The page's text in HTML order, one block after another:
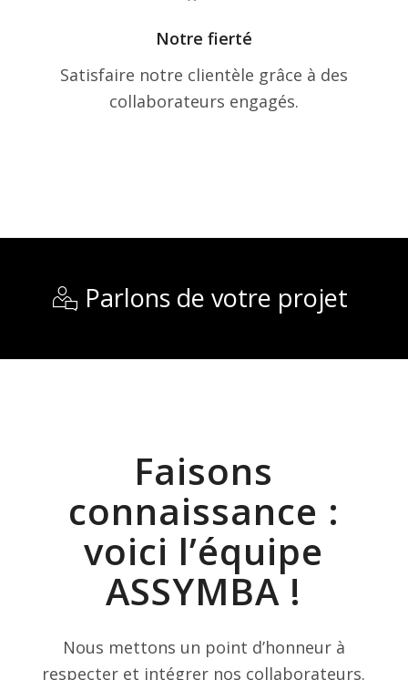
Notre fierté
Satisfaire notre clientèle grâce à des
collaborateurs engagés.
Parlons de votre projet
Faisons
connaissance :
voici l’équipe
ASSYMBA !
Nous mettons un point d’honneur à
respecter et intégrer nos collaborateurs.